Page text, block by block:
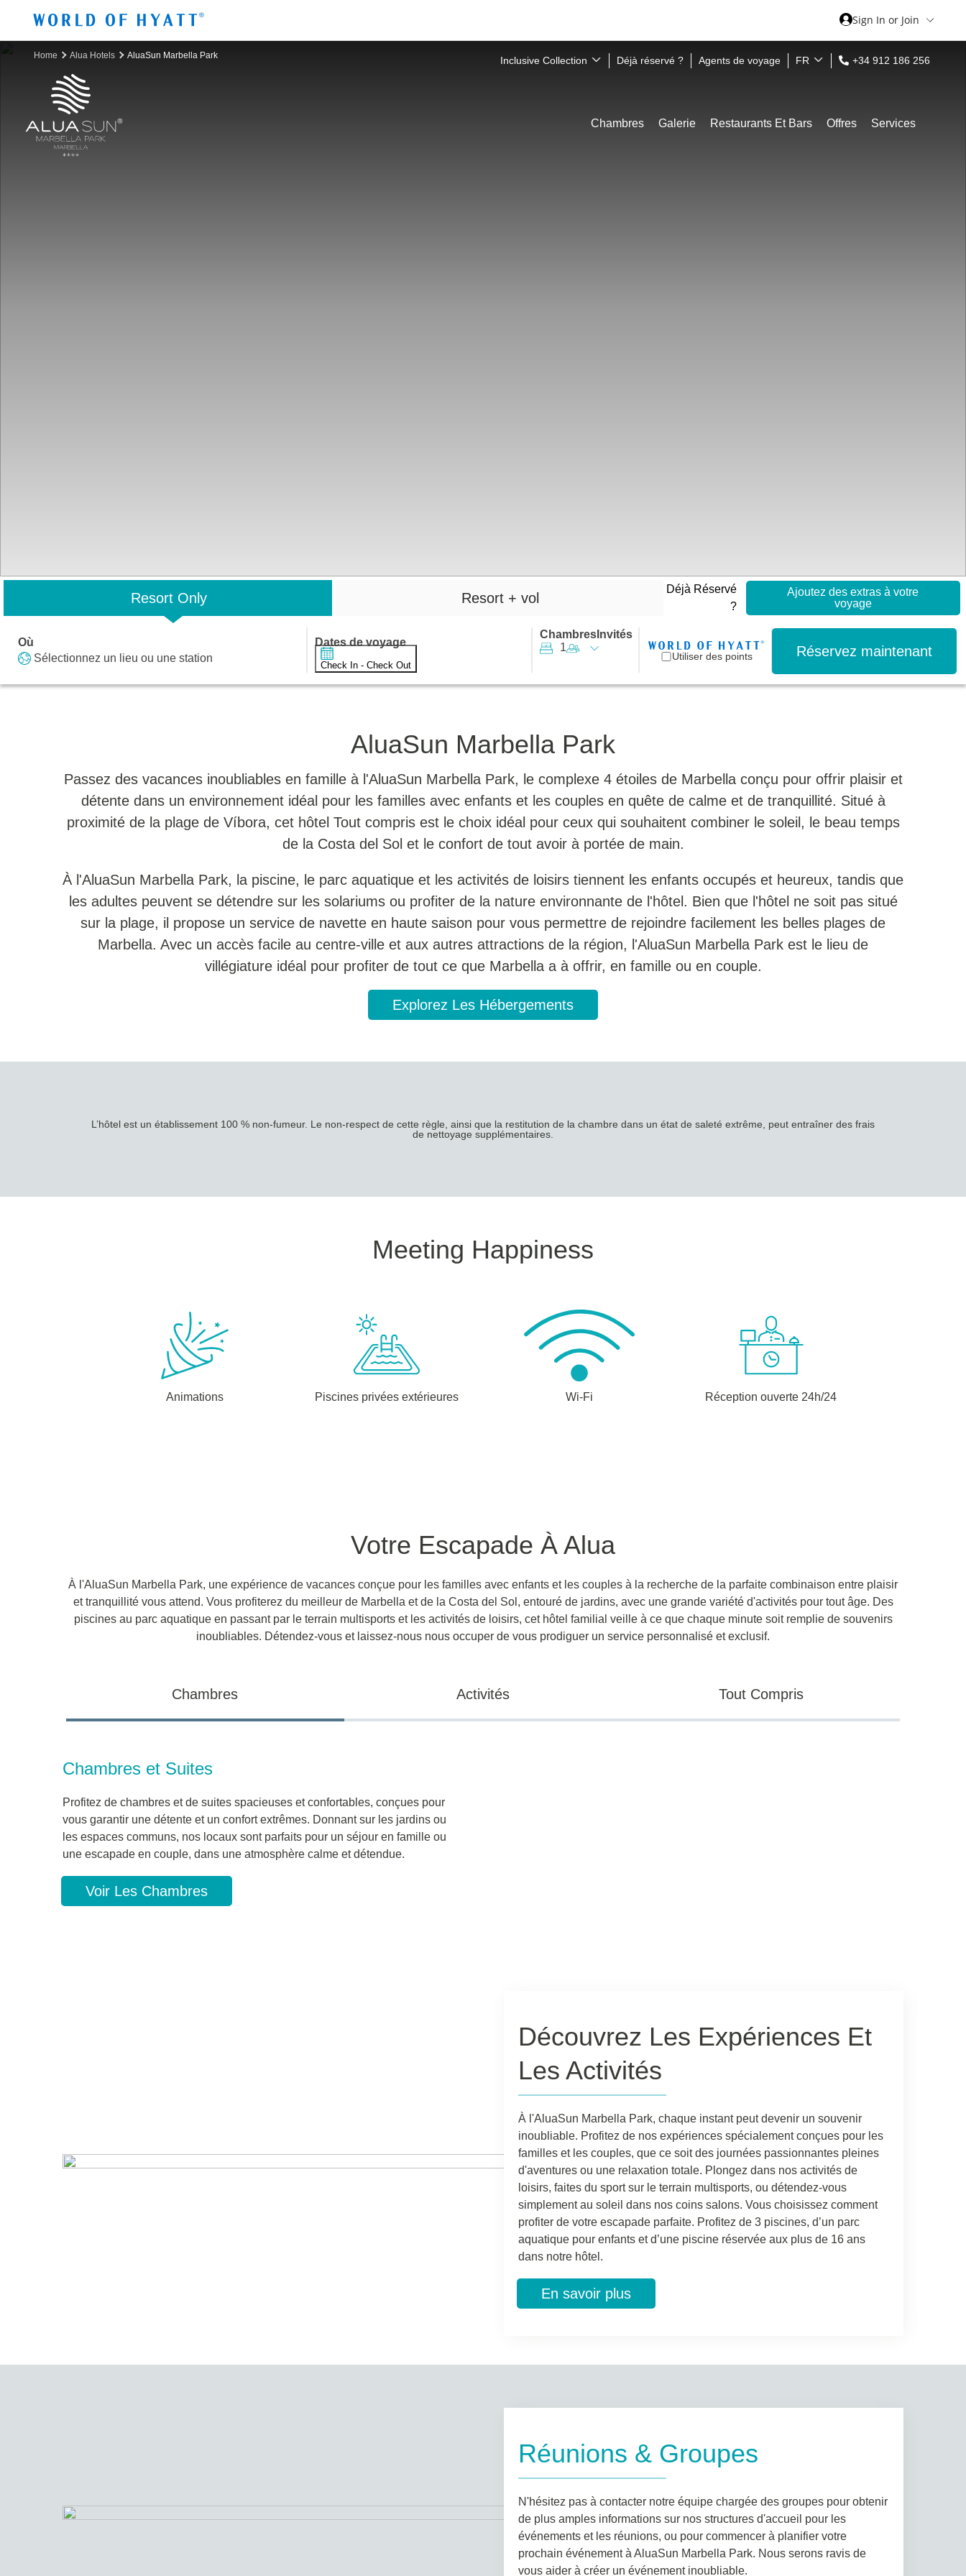
Sign In or Join
Home Alua Hotels AluaSun Marbella Park Inclusive Collection Déjà réservé ? Agents de voyage FR +34 912 186 256
Chambres Galerie Restaurants Et Bars Offres Services
Resort Only Resort + vol
Déjà Réservé
?
Ajoutez des extras à votre
voyage
Où
Sélectionnez un lieu ou une station
Dates de voyage
Check In - Check Out
Chambres Invités
1
Utiliser des points Réservez maintenant
AluaSun Marbella Park
Passez des vacances inoubliables en famille à l'AluaSun Marbella Park, le complexe 4 étoiles de Marbella conçu pour offrir plaisir et
détente dans un environnement idéal pour les familles avec enfants et les couples en quête de calme et de tranquillité. Situé à
proximité de la plage de Víbora, cet hôtel Tout compris est le choix idéal pour ceux qui souhaitent combiner le soleil, le beau temps
de la Costa del Sol et le confort de tout avoir à portée de main.
À l'AluaSun Marbella Park, la piscine, le parc aquatique et les activités de loisirs tiennent les enfants occupés et heureux, tandis que
les adultes peuvent se détendre sur les solariums ou profiter de la nature environnante de l'hôtel. Bien que l'hôtel ne soit pas situé
sur la plage, il propose un service de navette en haute saison pour vous permettre de rejoindre facilement les belles plages de
Marbella. Avec un accès facile au centre-ville et aux autres attractions de la région, l'AluaSun Marbella Park est le lieu de
villégiature idéal pour profiter de tout ce que Marbella a à offrir, en famille ou en couple.
Explorez Les Hébergements
L’hôtel est un établissement 100 % non-fumeur. Le non-respect de cette règle, ainsi que la restitution de la chambre dans un état de saleté extrême, peut entraîner des frais
de nettoyage supplémentaires.
Meeting Happiness
Animations Piscines privées extérieures Wi-Fi Réception ouverte 24h/24
Votre Escapade À Alua
À l'AluaSun Marbella Park, une expérience de vacances conçue pour les familles avec enfants et les couples à la recherche de la parfaite combinaison entre plaisir
et tranquillité vous attend. Vous profiterez du meilleur de Marbella et de la Costa del Sol, entouré de jardins, avec une grande variété d'activités pour tout âge. Des
piscines au parc aquatique en passant par le terrain multisports et les activités de loisirs, cet hôtel familial veille à ce que chaque minute soit remplie de souvenirs
inoubliables. Détendez-vous et laissez-nous nous occuper de vous prodiguer un service personnalisé et exclusif.
Chambres Activités Tout Compris
Chambres et Suites
Profitez de chambres et de suites spacieuses et confortables, conçues pour
vous garantir une détente et un confort extrêmes. Donnant sur les jardins ou
les espaces communs, nos locaux sont parfaits pour un séjour en famille ou
une escapade en couple, dans une atmosphère calme et détendue.
Voir Les Chambres
Découvrez Les Expériences Et
Les Activités
À l'AluaSun Marbella Park, chaque instant peut devenir un souvenir
inoubliable. Profitez de nos expériences spécialement conçues pour les
familles et les couples, que ce soit des journées passionnantes pleines
d'aventures ou une relaxation totale. Plongez dans nos activités de
loisirs, faites du sport sur le terrain multisports, ou détendez-vous
simplement au soleil dans nos coins salons. Vous choisissez comment
profiter de votre escapade parfaite. Profitez de 3 piscines, d’un parc
aquatique pour enfants et d’une piscine réservée aux plus de 16 ans
dans notre hôtel.
En savoir plus
Réunions & Groupes
N'hésitez pas à contacter notre équipe chargée des groupes pour obtenir
de plus amples informations sur nos structures d'accueil pour les
événements et les réunions, ou pour commencer à planifier votre
prochain événement à AluaSun Marbella Park. Nous serons ravis de
vous aider à créer un événement inoubliable.